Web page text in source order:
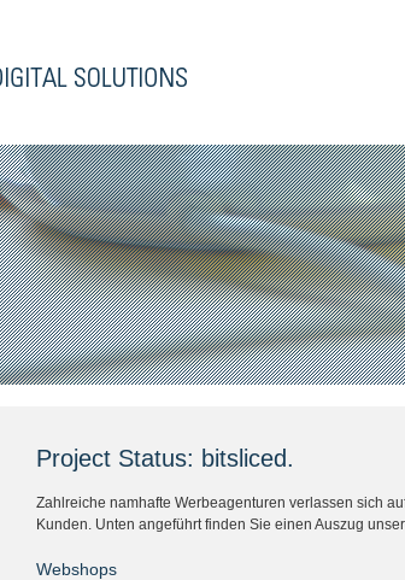
Project Status: bitsliced.
Zahlreiche namhafte Werbeagenturen verlassen sich
Kunden. Unten angeführt finden Sie einen Auszug
Webshops